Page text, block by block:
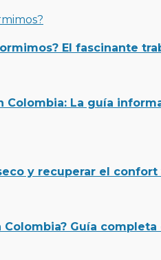
El fascinante
Colombia: La guía
y recuperar el
Colombia? Guía